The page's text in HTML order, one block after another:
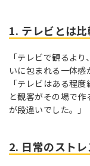
1. テレビとは
「テレビで観るよ
いに包まれる一体感
「テレビはある程
と観客がその場で
が段違いでした。」
2. 日常のストレ